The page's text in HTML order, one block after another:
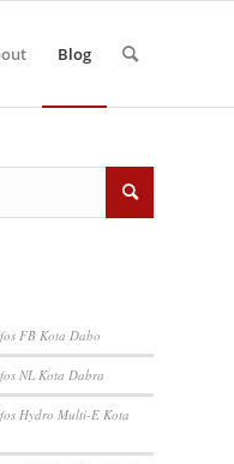
Blog
FB Kota Dabo
NL Kota Dabra
Hydro Multi-E Kota